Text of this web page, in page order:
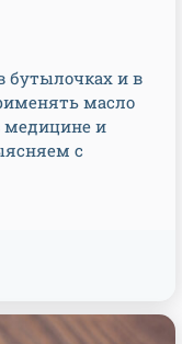
бутылочках и в
масло
медицине и
с